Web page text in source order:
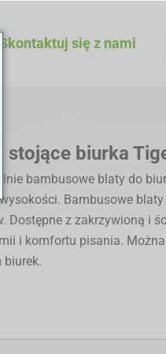
Skontaktuj się z nami
stojące biurka
bambusowe blaty do
Bambusowe blaty
Dostępne z zakrzywioną i
i komfortu pisania. Można
biurek.